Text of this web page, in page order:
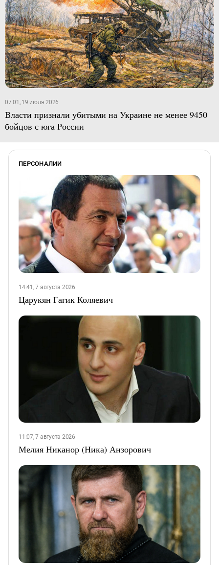
07:01, 19 июля 2026
Власти признали убитыми на Украине не менее 9450
бойцов с юга России
ПЕРСОНАЛИИ
14:41, 7 августа 2026
Царукян Гагик Коляевич
11:07, 7 августа 2026
Мелия Никанор (Ника) Анзорович